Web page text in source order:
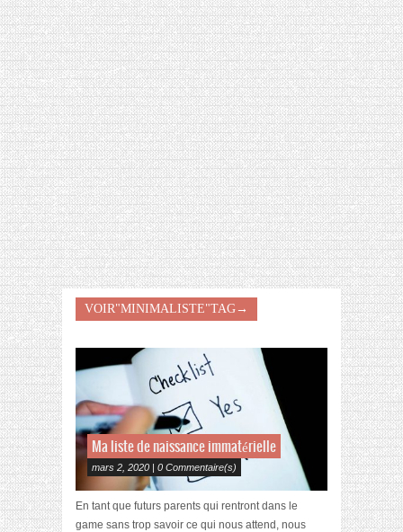
VOIR"MINIMALISTE"TAG→
Ma liste de naissance immatérielle
mars 2, 2020 | 0 Commentaire(s)
En tant que futurs parents qui rentront dans le
game sans trop savoir ce qui nous attend, nous